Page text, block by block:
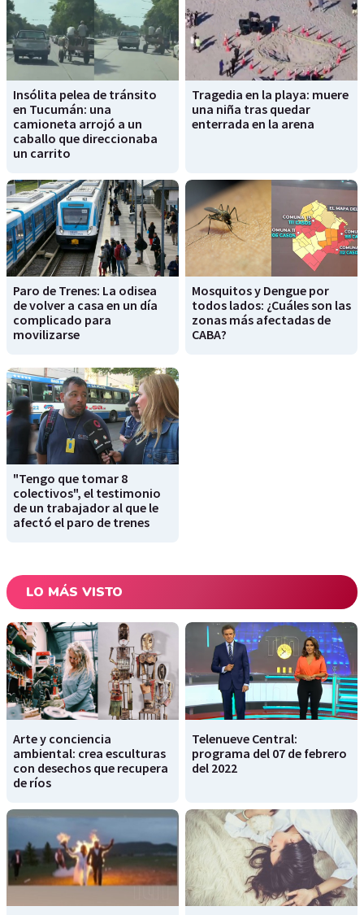
Insólita pelea de tránsito
en Tucumán: una
camioneta arrojó a un
caballo que direccionaba
un carrito
Tragedia en la playa: muere
una niña tras quedar
enterrada en la arena
Paro de Trenes: La odisea
de volver a casa en un día
complicado para
movilizarse
Mosquitos y Dengue por
todos lados: ¿Cuáles son las
zonas más afectadas de
CABA?
"Tengo que tomar 8
colectivos", el testimonio
de un trabajador al que le
afectó el paro de trenes
LO MÁS VISTO
Arte y conciencia
ambiental: crea esculturas
con desechos que recupera
de ríos
Telenueve Central:
programa del 07 de febrero
del 2022